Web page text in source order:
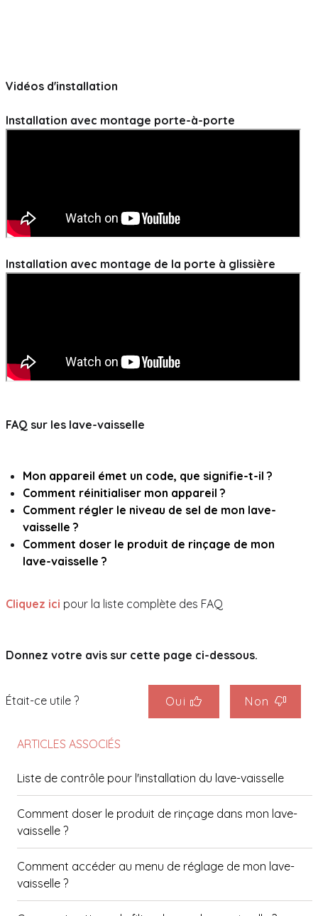
Vidéos d'installation
Installation avec montage porte-à-porte
Installation avec montage de la porte à glissière
FAQ sur les lave-vaisselle
Mon appareil émet un code, que signifie-t-il ?
Comment réinitialiser mon appareil ?
Comment régler le niveau de sel de mon lave-
vaisselle ?
Comment doser le produit de rinçage de mon
lave-vaisselle ?
Cliquez ici pour la liste complète des FAQ
Donnez votre avis sur cette page ci-dessous.
Était-ce utile ? Oui Non
ARTICLES ASSOCIÉS
Liste de contrôle pour l'installation du lave-vaisselle
Comment doser le produit de rinçage dans mon lave-
vaisselle ?
Comment accéder au menu de réglage de mon lave-
vaisselle ?